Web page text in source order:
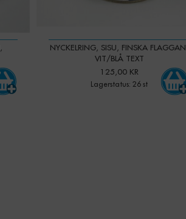
NYCKELRING, SISU, FINSKA FLAGGAN,
VIT/BLÅ TEXT
125,00 KR
Lagerstatus: 26 st